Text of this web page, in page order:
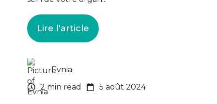
Lire l'article
Evnia
2 min read
5 août 2024